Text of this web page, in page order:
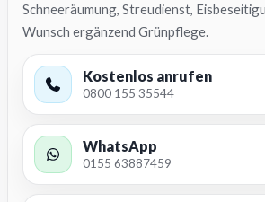
Schneeräumung, Streudienst,
Wunsch ergänzend Grünpflege.
Kostenlos anrufen
0800 155 35544
WhatsApp
0155 63887459